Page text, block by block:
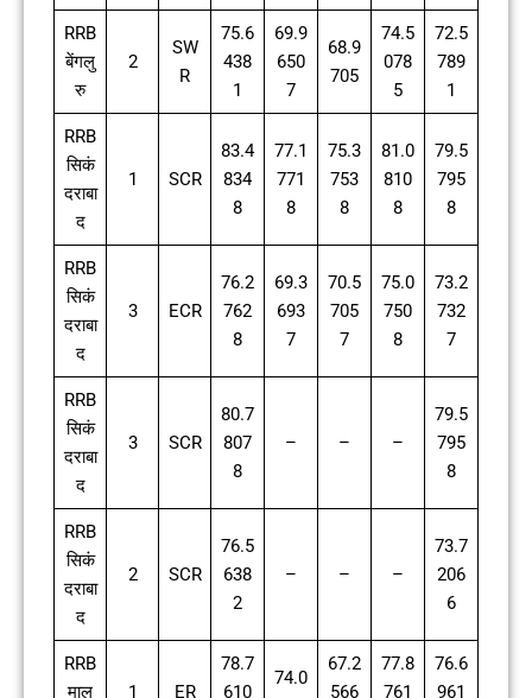
RRB
बेंगलु
रु
2
SW
R
75.6
438
1
69.9
650
7
68.9
705
74.5
078
5
72.5
789
1
RRB
सिकं
दराबा
द
1 SCR
83.4
834
8
77.1
771
8
75.3
753
8
81.0
810
8
79.5
795
8
RRB
सिकं
दराबा
द
3 ECR
76.2
762
8
69.3
693
7
70.5
705
7
75.0
750
8
73.2
732
7
RRB
सिकं
दराबा
द
3 SCR
80.7
807
8
– – –
79.5
795
8
RRB
सिकं
दराबा
द
2 SCR
76.5
638
2
– – –
73.7
206
6
RRB
माल
1 ER
78.7
610
74.0
67.2
566
77.8
761
76.6
961